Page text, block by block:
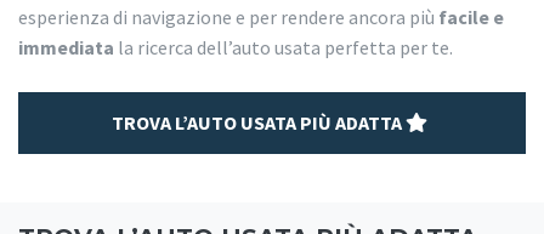
esperienza di navigazione e per rendere ancora più facile e
immediata la ricerca dell’auto usata perfetta per te.
TROVA L’AUTO USATA PIÙ ADATTA